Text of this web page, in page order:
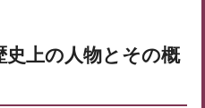
史上の人物とその概